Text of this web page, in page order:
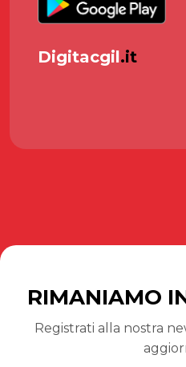
Digitacgil.it
RIMANIAMO
Registrati alla nostra